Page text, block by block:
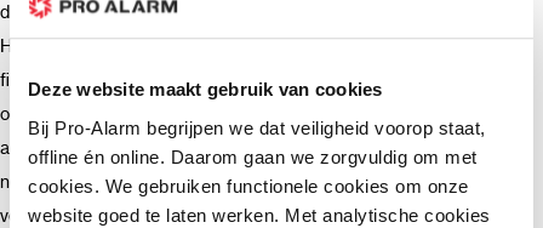
Deze website maakt gebruik van cookies
Bij Pro-Alarm begrijpen we dat veiligheid voorop staat,
offline én online. Daarom gaan we zorgvuldig om met
cookies. We gebruiken functionele cookies om onze
website goed te laten werken. Met analytische cookies
deurbel (4)
Hikvision (3)
firmware (3)
opnemen (2)
advies (2)
netwerkrecorder (2)
verzending (2)